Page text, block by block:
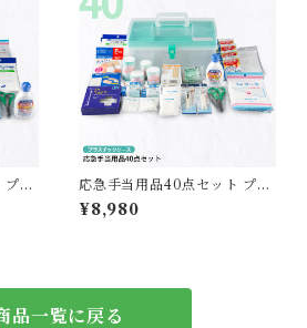
ラ
応急手当用品40点セット プラ
スチック製救急箱 【送料無
料】
¥8,980
品一覧に戻る